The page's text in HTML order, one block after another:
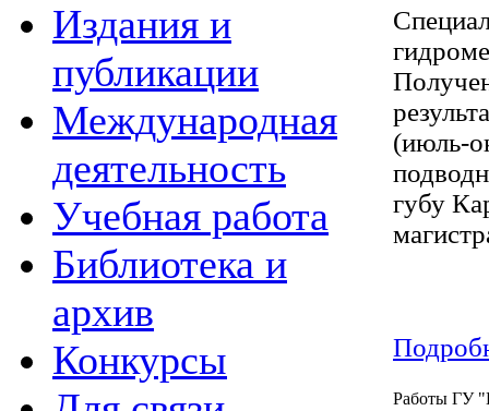
Издания и
публикации
Международная
деятельность
Учебная работа
Библиотека и
архив
Конкурсы
(июль-
губу
Работы ГУ